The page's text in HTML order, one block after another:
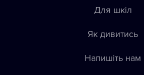
Для шкіл
Як дивитись
Напишіть нам